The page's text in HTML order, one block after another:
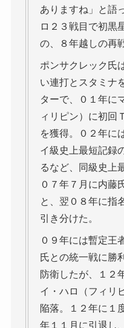
ありますね」と語
ロ２３戦目で初黒
の、８年越しの再
ポンサクレック氏
い連打とスタミナ
ターで、０１年に
ィリピン）に初回
を獲得。０２年に
イ級史上最短記録
るなど、同級史上
０７年７月に内藤
と、翌０８年に指
引き分けた。
０９年には暫定王
氏との統一戦に勝
防衛したが、１２
イ・ハロ（フィリ
陥落。１２年に１
年１１月に引退し